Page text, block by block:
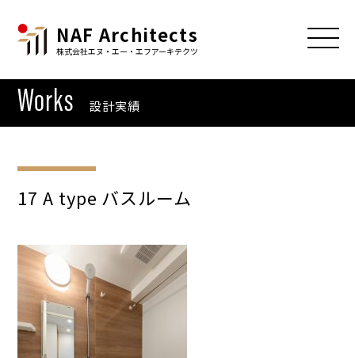
NAF Architects
株式会社エヌ・エー・エフアーキテクツ
Works 設計実績
17 A type バスルーム